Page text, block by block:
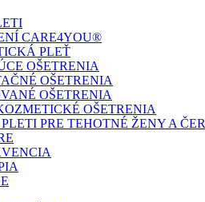
CARE4YOU®
PLEŤ
OŠETRENIA
OŠETRENIA
OŠETRENIA
OŠETRENIA
PRE TEHOTNÉ ŽENY A